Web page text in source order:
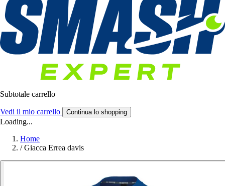
Subtotale carrello
Vedi il mio carrello Continua lo shopping
Loading...
Home
/ Giacca Errea davis